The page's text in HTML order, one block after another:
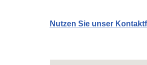
Nutzen Sie unser